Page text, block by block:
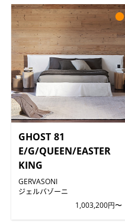
GHOST 81
E/G/QUEEN/EASTER
KING
GERVASONI
ジェルバゾーニ
1,003,200円〜
●